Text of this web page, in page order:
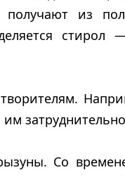
получают из
стирол
Со